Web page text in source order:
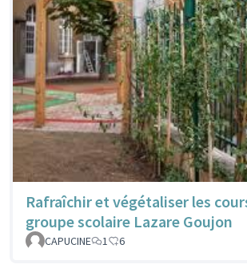
Rafraîchir et végétaliser les
groupe scolaire Lazare Goujon
CAPUCINE 1 6